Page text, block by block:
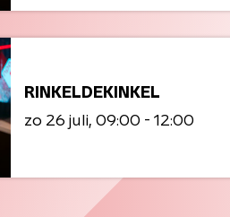
RINKELDEKINKEL
zo 26 juli 09:00 - 12:00